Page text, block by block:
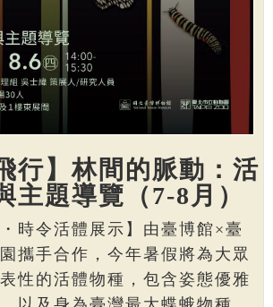
行】林間的脈動：活
主題導覽（7-8月）
・時令活體展示】由臺博館×臺
攜手合作，今年暑假將為大眾
性的活體物種，包含姿態優雅